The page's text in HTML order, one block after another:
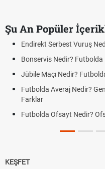
Şu An Popüler
Endirekt Serbest Vuruş
Bonservis Nedir? Futbolda
Jübile Maçı Nedir?
Futbolda Averaj Nedir?
Farklar
Futbolda Ofsayt Nedir?
KEŞFET